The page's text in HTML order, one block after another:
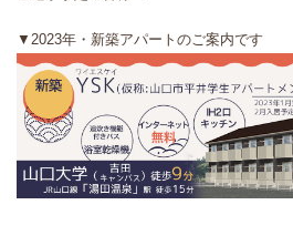
▼2023年・新築アパートのご案内です